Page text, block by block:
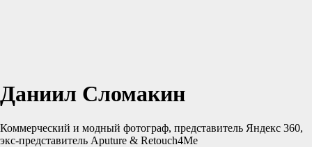
Даниил Сломакин
Коммерческий и модный фотограф, представитель Яндекс 360,
экс-представитель Aputure & Retouch4Me